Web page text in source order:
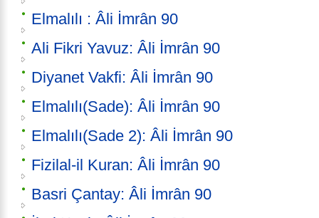
Elmalılı : Âli İmrân 90
Ali Fikri Yavuz: Âli İmrân 90
Diyanet Vakfi: Âli İmrân 90
Elmalılı(Sade): Âli İmrân 90
Elmalılı(Sade 2): Âli İmrân 90
Fizilal-il Kuran: Âli İmrân 90
Basri Çantay: Âli İmrân 90